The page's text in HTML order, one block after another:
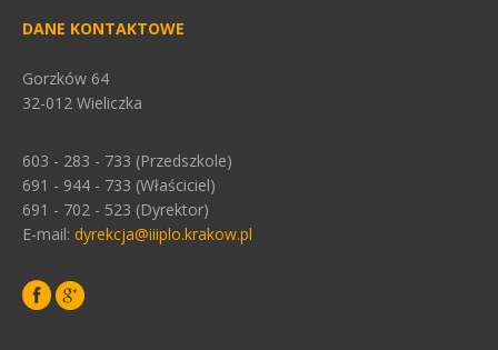
DANE KONTAKTOWE
Gorzków 64
32-012 Wieliczka
603 - 283 - 733 (Przedszkole)
691 - 944 - 733 (Właściciel)
691 - 702 - 523 (Dyrektor)
E-mail: dyrekcja@iiiplo.krakow.pl